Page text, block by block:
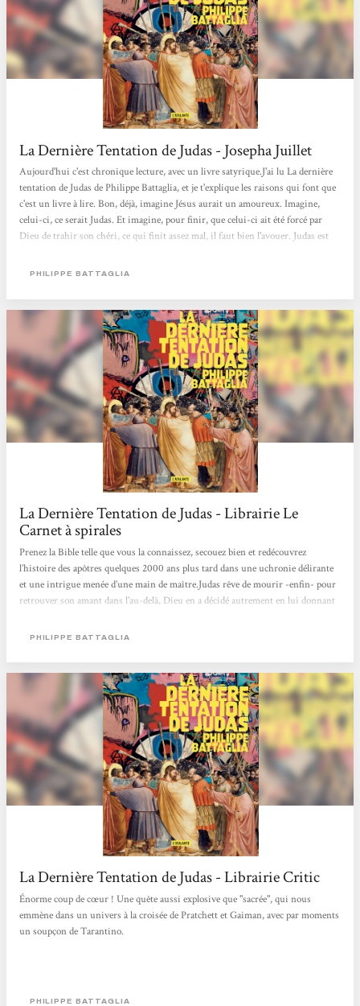
La Dernière Tentation de Judas - Josepha Juillet
Aujourd'hui c'est chronique lecture, avec un livre satyrique.J'ai lu La dernière
tentation de Judas de Philippe Battaglia, et je t'explique les raisons qui font que
c'est un livre à lire. Bon, déjà, imagine Jésus aurait un amoureux. Imagine,
celui-ci, ce serait Judas. Et imagine, pour finir, que celui-ci ait été forcé par
Dieu de trahir son chéri, ce qui finit assez mal, il faut bien l'avouer. Judas est
perdu. En plus il est légèrement en froid avec les autres apôtres qui eux non
PHILIPPE BATTAGLIA
La Dernière Tentation de Judas - Librairie Le
Carnet à spirales
Prenez la Bible telle que vous la connaissez, secouez bien et redécouvrez
l’histoire des apôtres quelques 2000 ans plus tard dans une uchronie délirante
et une intrigue menée d’une main de maître.Judas rêve de mourir -enfin- pour
retrouver son amant dans l’au-delà, Dieu en a décidé autrement en lui donnant
Une aventure qui mêle passé et présent, nouvelles technologies et récits
PHILIPPE BATTAGLIA
La Dernière Tentation de Judas - Librairie Critic
Énorme coup de cœur ! Une quête aussi explosive que "sacrée", qui nous
emmène dans un univers à la croisée de Pratchett et Gaiman, avec par moments
un soupçon de Tarantino.
PHILIPPE BATTAGLIA